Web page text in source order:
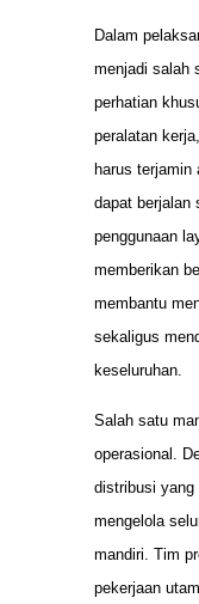
Dalam
menjadi salah
perhatian
peralatan
harus terjamin
dapat berjalan
penggunaan
memberikan
membantu
sekaligus
keseluruhan.
Salah satu
operasional.
distribusi yang
mengelola
mandiri. Tim
pekerjaan